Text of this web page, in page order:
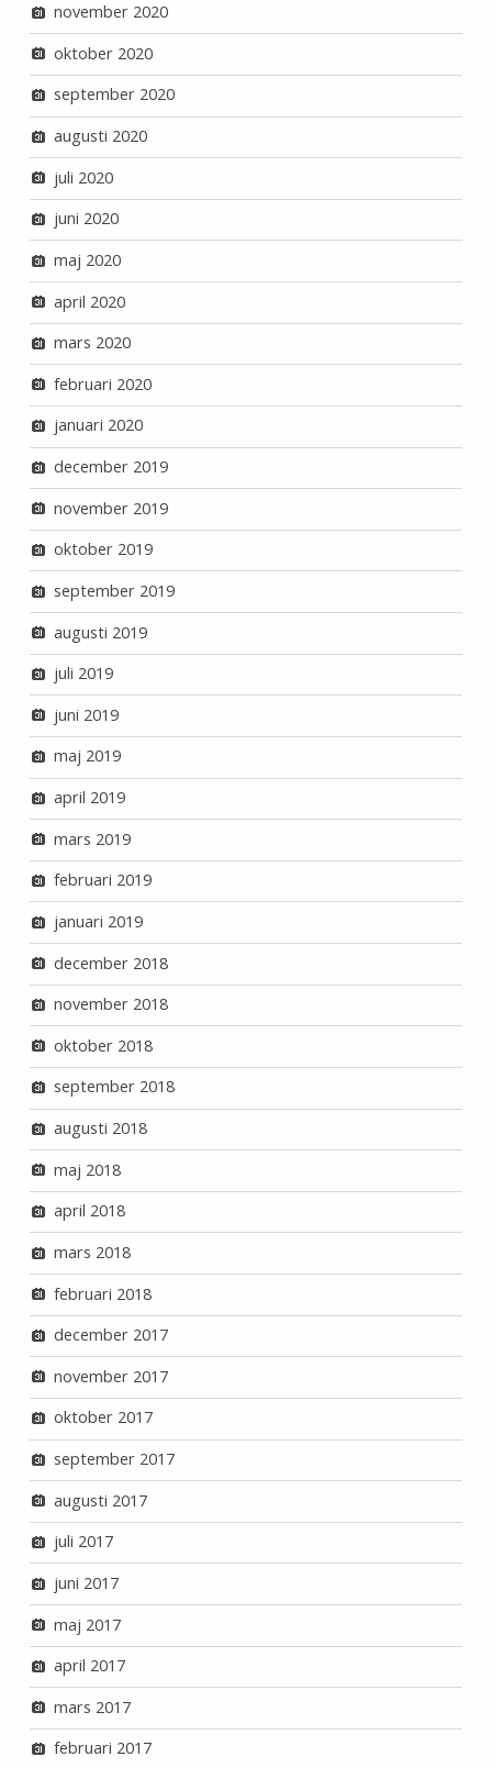
november 2020
oktober 2020
september 2020
augusti 2020
juli 2020
juni 2020
maj 2020
april 2020
mars 2020
februari 2020
januari 2020
december 2019
november 2019
oktober 2019
september 2019
augusti 2019
juli 2019
juni 2019
maj 2019
april 2019
mars 2019
februari 2019
januari 2019
december 2018
november 2018
oktober 2018
september 2018
augusti 2018
maj 2018
april 2018
mars 2018
februari 2018
december 2017
november 2017
oktober 2017
september 2017
augusti 2017
juli 2017
juni 2017
maj 2017
april 2017
mars 2017
februari 2017